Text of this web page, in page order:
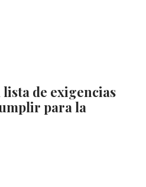
de exigencias
para la